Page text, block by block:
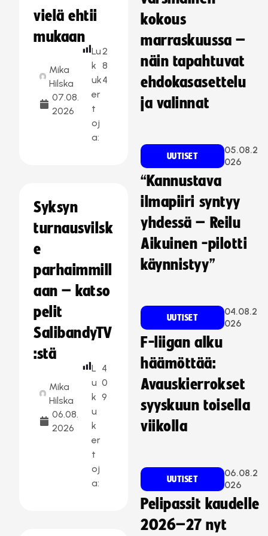
vielä ehtii
mukaan
Mika
Hilska
07.08.
2026
Lu
k
uk
er
t
oj
a:
2
8
4
Syksyn
turnausvilsk
e
parhaimmill
aan – katso
pelit
SalibandyTV
:stä
Mika
Hilska
06.08.
2026
L
u
k
u
k
er
t
oj
a:
4
0
9
kokous
marraskuussa –
näin tapahtuvat
ehdokasasettelu
ja valinnat
UUTISET
05.08.2
026
“Kannustava
ilmapiiri syntyy
yhdessä – Reilu
Aikuinen -pilotti
käynnistyy”
UUTISET
04.08.2
026
F-liigan alku
häämöttää:
Avauskierrokset
syyskuun toisella
viikolla
UUTISET
06.08.2
026
Pelipassit kaudelle
2026–27 nyt